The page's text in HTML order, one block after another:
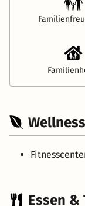
Essen &